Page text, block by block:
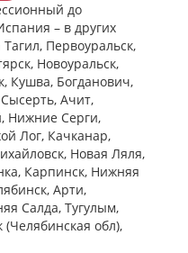
до
– в других
Первоуральск,
Новоуральск,
Кушва, Богданович,
Ачит,
Нижние Cерги,
Лог, Качканар,
Новая Ляля,
Карпинск, Нижняя
Арти,
Салда, Тугулым,
обл),